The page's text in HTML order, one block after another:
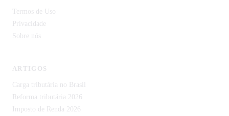
Termos de Uso
Privacidade
Sobre nós
ARTIGOS
Carga tributária no Brasil
Reforma tributária 2026
Imposto de Renda 2026